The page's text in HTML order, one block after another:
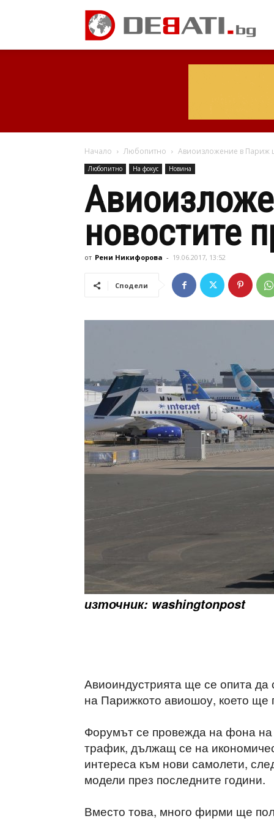
Начало Любопитно Авиоизложение в Париж
Любопитно На фокус Новина
новостите
от Рени Никифорова - 19.06.2017, 13:52
Сподели
източник: washingtonpost
Авиоиндустрията ще се опита да
на Парижкото авиошоу, което
Форумът се провежда на фона
трафик, дължащ се на
интереса към нови самолети,
модели през последните години.
Вместо това, много фирми ще